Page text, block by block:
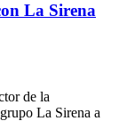
La Sirena
de la
La Sirena a